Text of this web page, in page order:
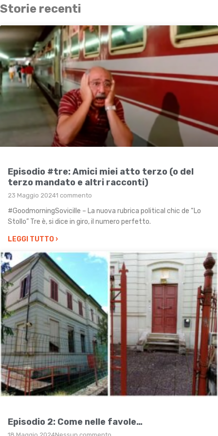
Storie recenti
Episodio #tre: Amici miei atto terzo (o del
terzo mandato e altri racconti)
23 Maggio 20241 commento
#GoodmorningSovicille – La nuova rubrica political chic de “Lo
Stollo” Tre è, si dice in giro, il numero perfetto.
LEGGI TUTTO ›
Episodio 2: Come nelle favole…